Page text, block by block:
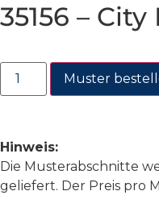
35156 –
Muster
Hinweis:
Die Musterabschnitte
geliefert. Der Preis pro